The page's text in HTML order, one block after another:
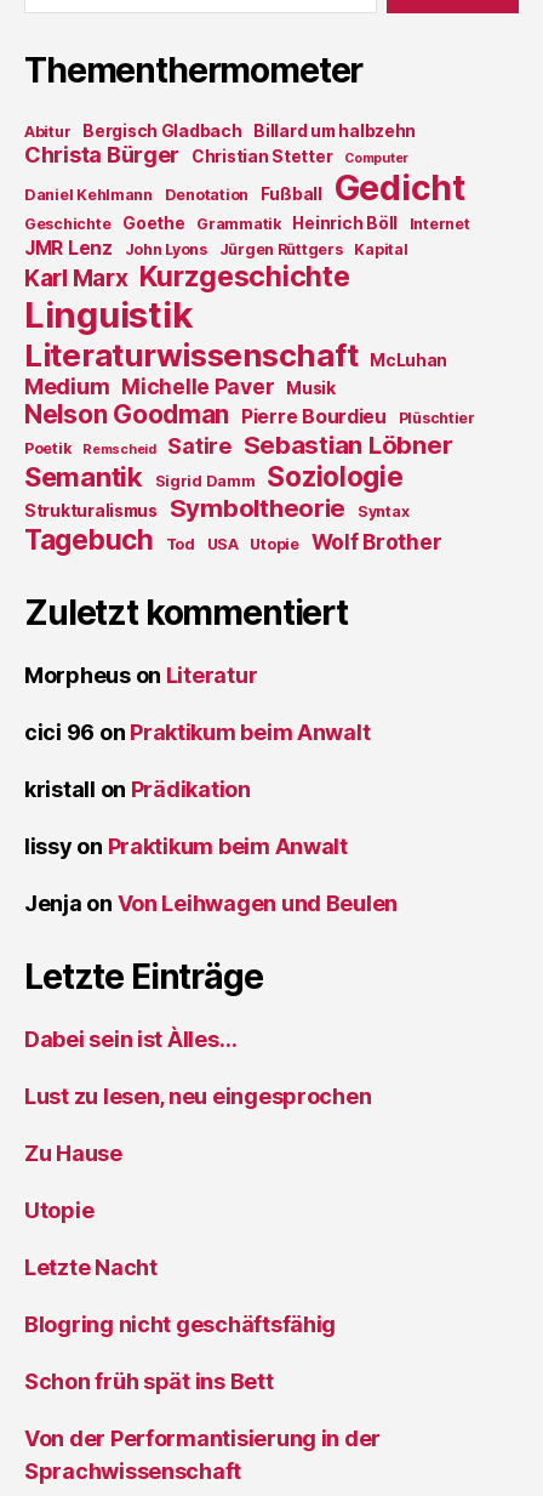
Thementhermometer
Abitur Bergisch Gladbach Billard um halbzehn
Christa Bürger Christian Stetter Computer
Daniel Kehlmann Denotation Fußball Gedicht
Geschichte Goethe Grammatik Heinrich Böll Internet
JMR Lenz John Lyons Jürgen Rüttgers Kapital
Karl Marx Kurzgeschichte
Linguistik
Literaturwissenschaft McLuhan
Medium Michelle Paver Musik
Nelson Goodman Pierre Bourdieu
Plüschtier
Poetik
Remscheid Satire Sebastian Löbner
Semantik Sigrid Damm Soziologie
Strukturalismus Symboltheorie Syntax
Tagebuch Tod USA Utopie Wolf Brother
Zuletzt kommentiert
Morpheuson Literatur
cici 96 on Praktikum beim Anwalt
kristall on Prädikation
lissy on Praktikum beim Anwalt
Jenja on Von Leihwagen und Beulen
Letzte Einträge
Dabei sein ist Àlles…
Lust zu lesen, neu eingesprochen
Zu Hause
Utopie
Letzte Nacht
Blogring nicht geschäftsfähig
Schon früh spät ins Bett
Von der Performantisierung in der
Sprachwissenschaft